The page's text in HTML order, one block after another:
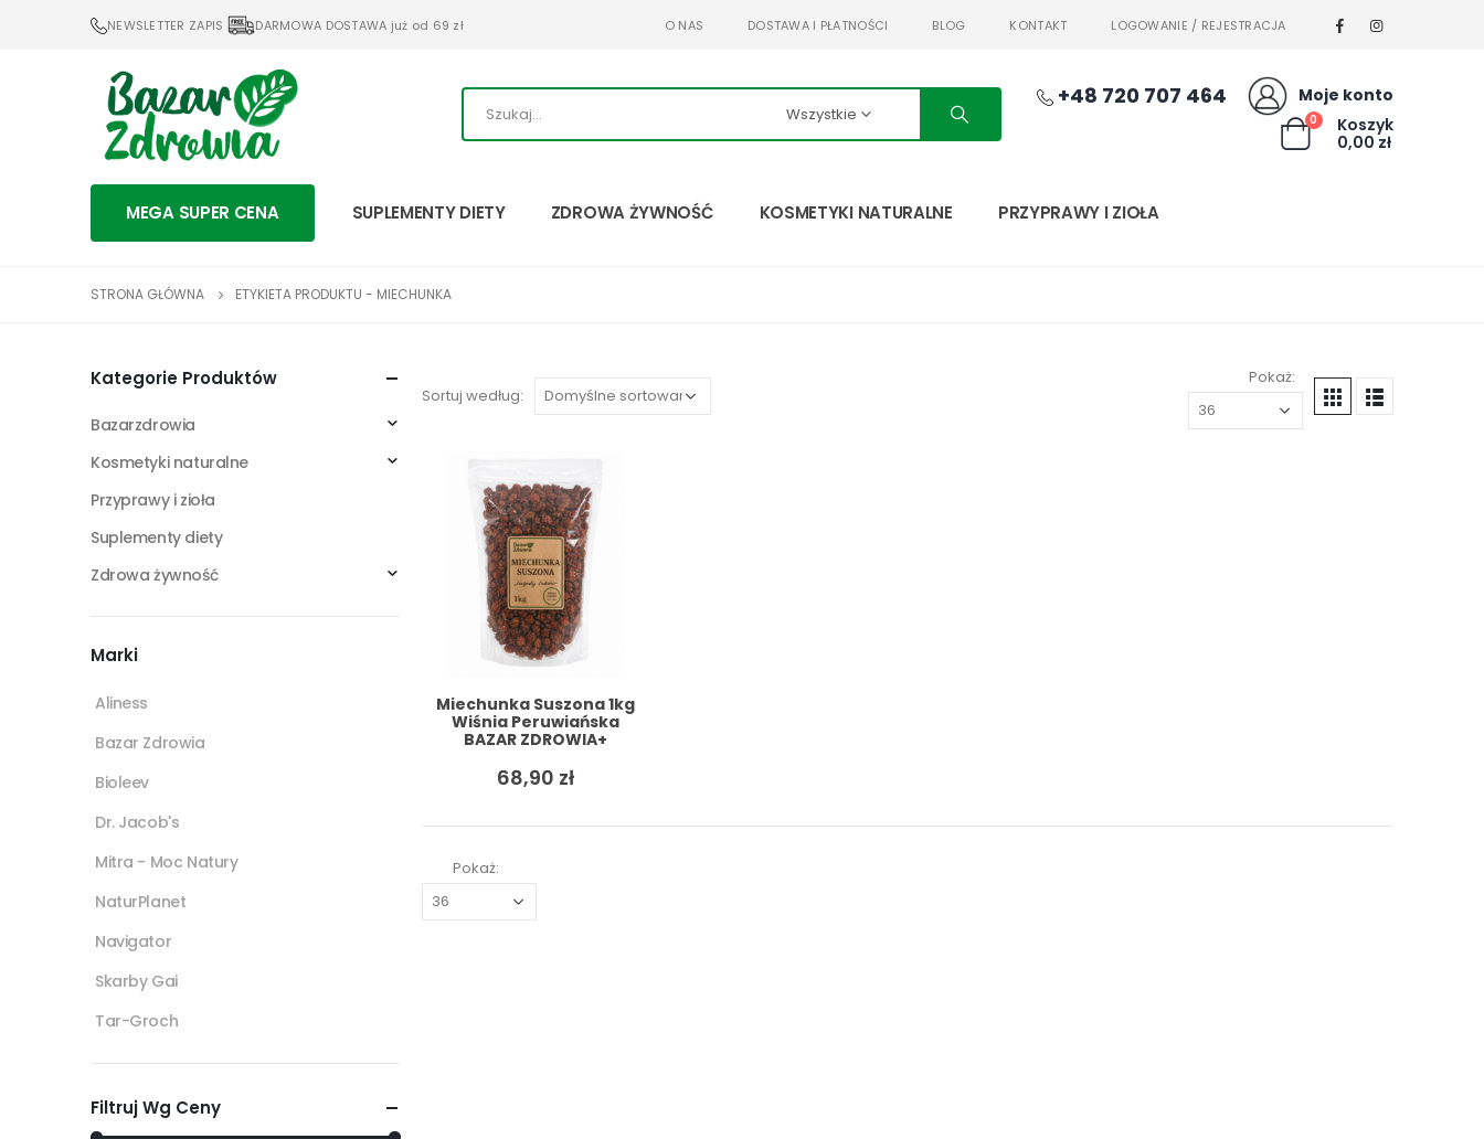
NEWSLETTER ZAPIS DARMOWA DOSTAWA już od 69 zł O NAS DOSTAWA I PŁATNOŚCI BLOG KONTAKT LOGOWANIE / REJESTRACJA
Wszystkie
+48 720 707 464 Moje konto
0
Koszyk
0,00 zł
MEGA SUPER CENA SUPLEMENTY DIETY ZDROWA ŻYWNOŚĆ KOSMETYKI NATURALNE PRZYPRAWY I ZIOŁA
STRONA GŁÓWNA ETYKIETA PRODUKTU - MIECHUNKA
Sortuj według:
Pokaż:
Miechunka Suszona 1kg
Wiśnia Peruwiańska
BAZAR ZDROWIA+
68,90 zł
Pokaż:
Kategorie Produktów
Bazarzdrowia
Kosmetyki naturalne
Przyprawy i zioła
Suplementy diety
Zdrowa żywność
Marki
Aliness
Bazar Zdrowia
Bioleev
Dr. Jacob's
Mitra - Moc Natury
NaturPlanet
Navigator
Skarby Gai
Tar-Groch
Filtruj Wg Ceny